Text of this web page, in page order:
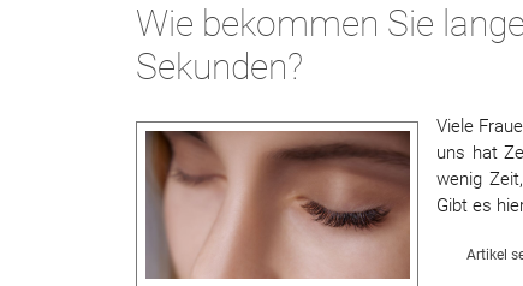
Wie bekommen Sie
Sekunden?
Viele
uns hat
wenig
Gibt es
Artikel